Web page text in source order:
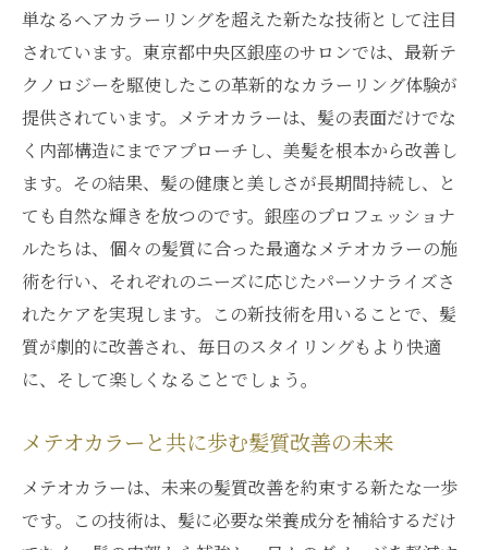
単なるヘアカラーリングを超えた新たな技術として注目
されています。東京都中央区銀座のサロンでは、最新テ
クノロジーを駆使したこの革新的なカラーリング体験が
提供されています。メテオカラーは、髪の表面だけでな
く内部構造にまでアプローチし、美髪を根本から改善し
ます。その結果、髪の健康と美しさが長期間持続し、と
ても自然な輝きを放つのです。銀座のプロフェッショナ
ルたちは、個々の髪質に合った最適なメテオカラーの施
術を行い、それぞれのニーズに応じたパーソナライズさ
れたケアを実現します。この新技術を用いることで、髪
質が劇的に改善され、毎日のスタイリングもより快適
に、そして楽しくなることでしょう。
メテオカラーと共に歩む髪質改善の未来
メテオカラーは、未来の髪質改善を約束する新たな一歩
です。この技術は、髪に必要な栄養成分を補給するだけ